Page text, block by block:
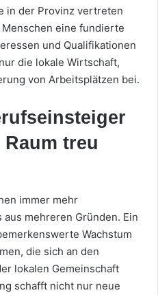
in der Provinz vertreten
eine fundierte
und Qualifikationen
die lokale Wirtschaft,
von Arbeitsplätzen bei.
treu
immer mehr
mehreren Gründen. Ein
Wachstum
die sich an den
lokalen Gemeinschaft
schafft nicht nur neue